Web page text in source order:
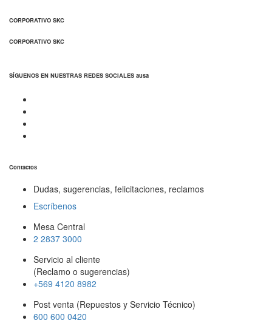
CORPORATIVO SKC
CORPORATIVO SKC
SÍGUENOS EN NUESTRAS REDES SOCIALES ausa
Contactos
Dudas, sugerencias, felicitaciones, reclamos
Escríbenos
Mesa Central
2 2837 3000
Servicio al cliente
(Reclamo o sugerencias)
+569 4120 8982
Post venta (Repuestos y Servicio Técnico)
600 600 0420